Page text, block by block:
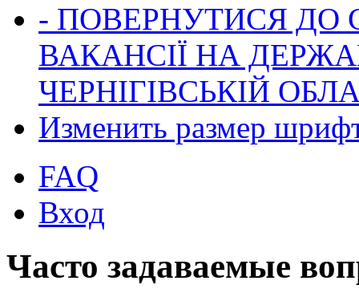
- ПОВЕРНУТИСЯ ДО
ВАКАНСІЇ НА
ЧЕРНІГІВСЬКІЙ
Изменить размер
FAQ
Вход
Часто задаваемые